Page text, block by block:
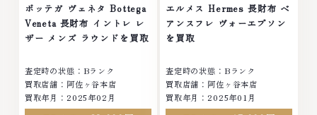
てしまった腕時計、多くのお品物
の高価買取りを実現しており、他
店ではお値段の付かなかったお品
物でも、一点一点丁寧に無料で査
い。TEL: 0120-959-764営業
時間: 10:00～19:00定休日: 年中
無休
腕時計、多くのお品物の高価買取
りを実現しており、他店ではお値
段の付かなかったお品物でも、一
点一点丁寧に無料で査定します。
0120-959-764営業時間: 10:00
～19:00定休日: 年中無休
ボッテガ ヴェネタ Bottega
Veneta 長財布 イントレ レ
ザー メンズ ラウンドを買取
査定時の状態：Bランク
買取店舗：阿佐ヶ谷本店
買取年月：2025年02月
エルメス Hermes 長財布 ベ
アンスフレ ヴォーエプソン
を買取
査定時の状態：Bランク
買取店舗：阿佐ヶ谷本店
買取年月：2025年01月